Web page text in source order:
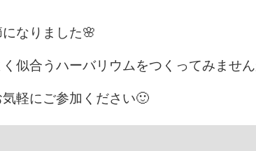
なりました🌸
似合うハーバリウムをつくってみませ
軽にご参加ください🙂